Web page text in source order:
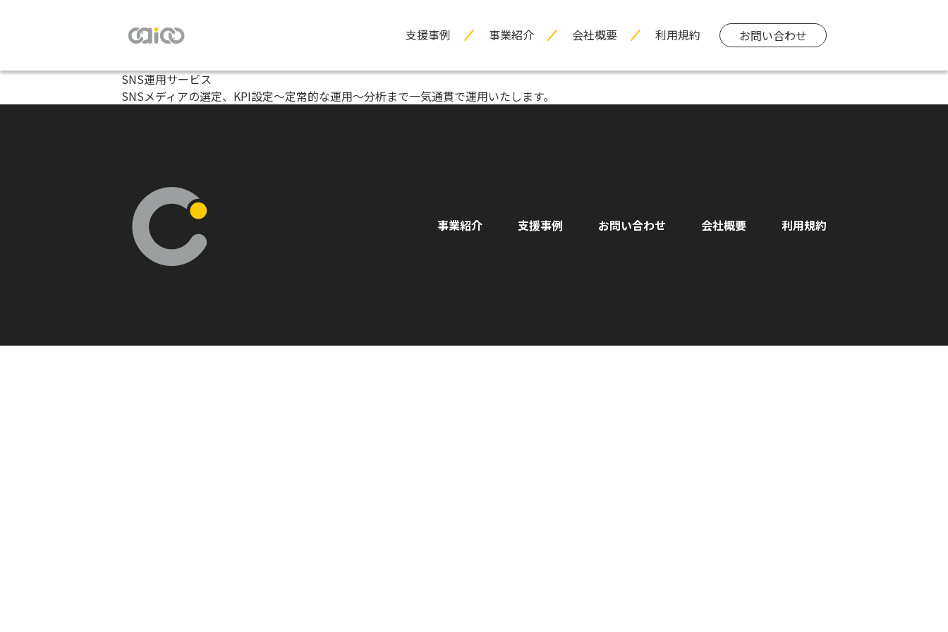
支援事例 事業紹介 会社概要 利用規約 お問い合わせ
SNS運用サービス
SNSメディアの選定、KPI設定～定常的な運用～分析まで一気通貫で運用いたします。
事業紹介 支援事例 お問い合わせ 会社概要 利用規約